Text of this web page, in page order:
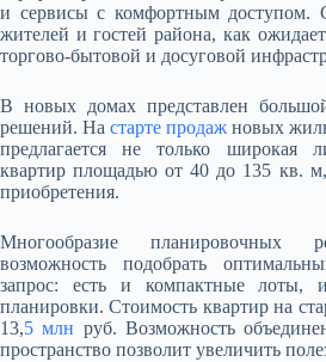
и сервисы с комфортным доступом.
жителей и гостей района, как
торгово-бытовой и досуговой
В новых домах представлен
решений. На старте продаж новых
предлагается не только широкая
квартир площадью от 40 до 135 кв.
приобретения.
Многообразие планировочных
возможность подобрать
запрос: есть и компактные лоты,
планировки. Стоимость квартир на
13,5 млн руб. Возможность
пространство позволит увеличить